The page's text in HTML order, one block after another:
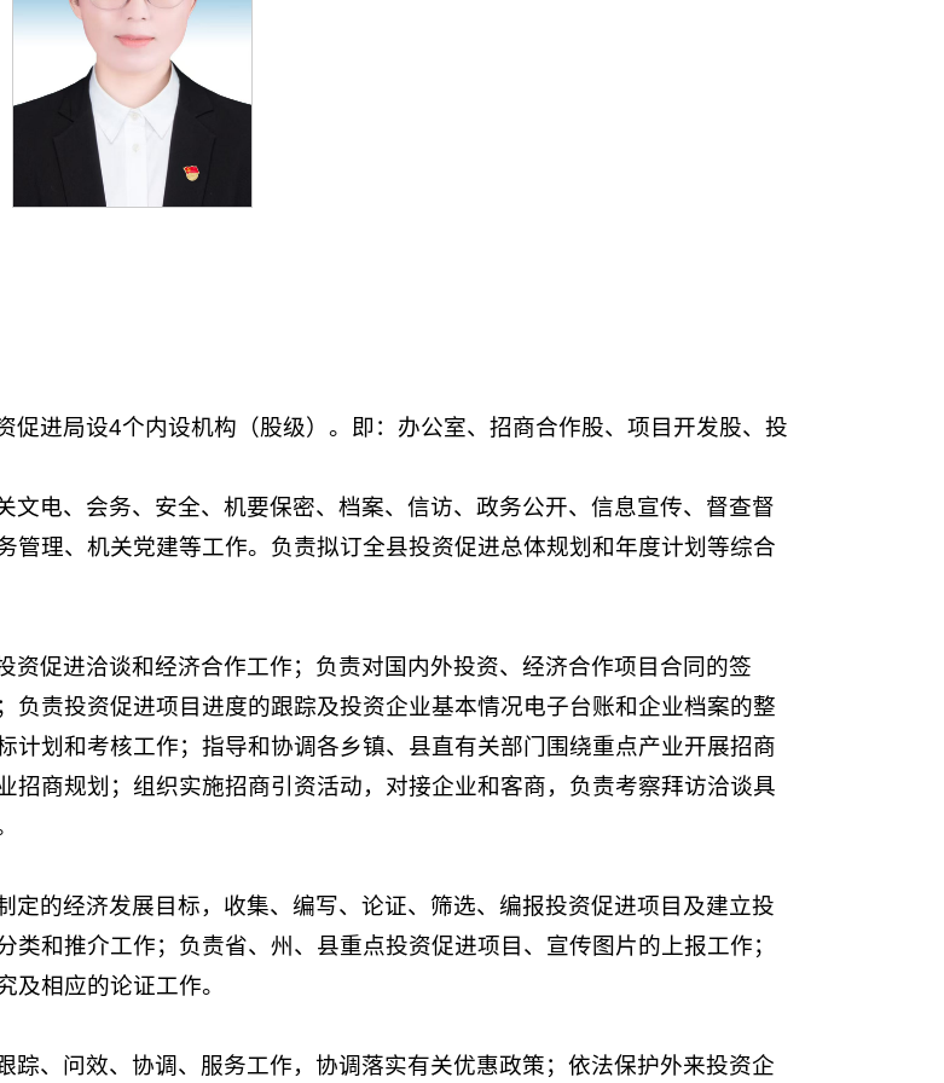
促进局设4个内设机构（股级）。即：办公室、招商合作股、项目开发股、投
文电、会务、安全、机要保密、档案、信访、政务公开、信息宣传、督查督
管理、机关党建等工作。负责拟订全县投资促进总体规划和年度计划等综合
资促进洽谈和经济合作工作；负责对国内外投资、经济合作项目合同的签
负责投资促进项目进度的跟踪及投资企业基本情况电子台账和企业档案的整
划和考核工作；指导和协调各乡镇、县直有关部门围绕重点产业开展招商
招商规划；组织实施招商引资活动，对接企业和客商，负责考察拜访洽谈具
定的经济发展目标，收集、编写、论证、筛选、编报投资促进项目及建立投
和推介工作；负责省、州、县重点投资促进项目、宣传图片的上报工作；
及相应的论证工作。
踪、问效、协调、服务工作，协调落实有关优惠政策；依法保护外来投资企